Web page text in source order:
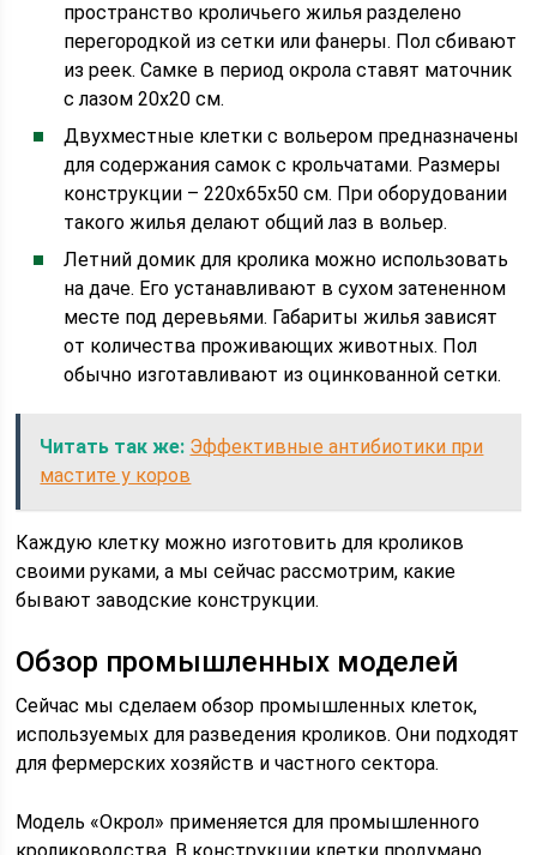
пространство кроличьего жилья разделено
перегородкой из сетки или фанеры. Пол сбивают
из реек. Самке в период окрола ставят маточник
с лазом 20х20 см.
Двухместные клетки с вольером предназначены
для содержания самок с крольчатами. Размеры
конструкции – 220х65х50 см. При оборудовании
такого жилья делают общий лаз в вольер.
Летний домик для кролика можно использовать
на даче. Его устанавливают в сухом затененном
месте под деревьями. Габариты жилья зависят
от количества проживающих животных. Пол
обычно изготавливают из оцинкованной сетки.
Читать так же: Эффективные антибиотики при
мастите у коров
Каждую клетку можно изготовить для кроликов
своими руками, а мы сейчас рассмотрим, какие
бывают заводские конструкции.
Обзор промышленных моделей
Сейчас мы сделаем обзор промышленных клеток,
используемых для разведения кроликов. Они подходят
для фермерских хозяйств и частного сектора.
Модель «Окрол» применяется для промышленного